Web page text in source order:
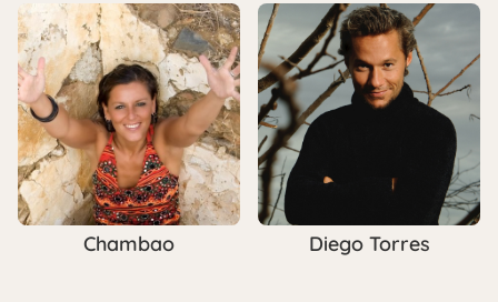
Chambao Diego Torres